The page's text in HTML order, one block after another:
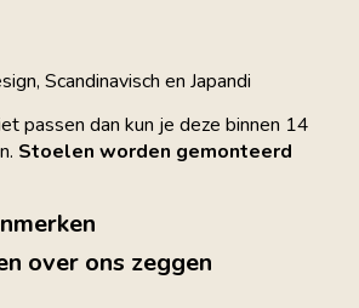
Scandinavisch en Japandi
passen dan kun je deze binnen 14
Stoelen worden gemonteerd
over ons zeggen